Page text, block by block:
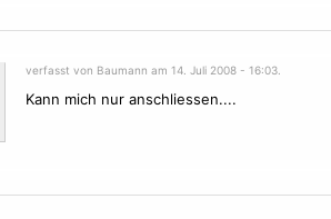
verfasst von Baumann am 14. Juli 2008 - 16:03.
Kann mich nur anschliessen....